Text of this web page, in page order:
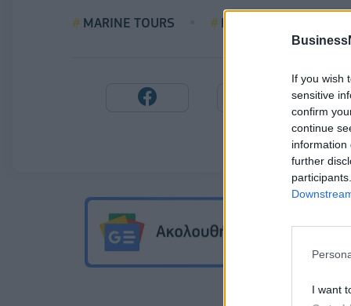
If you wish
sensitive
confirm
continue
information
further
I want
MARINE TOURS DIAMONDS OF GREEK